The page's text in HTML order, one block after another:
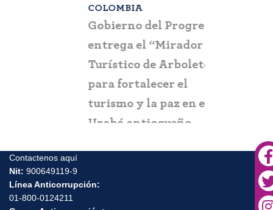
COLOMBIA
Gobierno del Progreso
entrega el “Mirador
Turístico de Arboletes”
para fortalecer el
turismo y la paz en el
Urabá antioqueño
Contactenos aquí
Nit:
900649119-9
Línea Anticorrupción:
01-800-0124211